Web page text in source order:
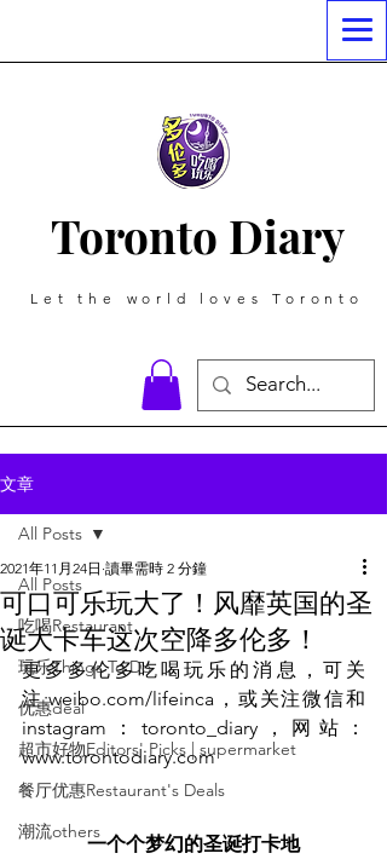
Toronto Diary
Let the world loves Toronto
文章
All Posts
吃喝Restaurant
玩乐Things To Do
优惠deal
超市好物Editors' Picks | supermarket
餐厅优惠Restaurant's Deals
潮流others
All Posts
可口可乐玩大了！风靡英国的圣
诞大卡车这次空降多伦多！
2021年11月24日 讀畢需時 2 分鐘
更多多伦多吃喝玩乐的消息，可关
注:weibo.com/lifeinca，或关注微信和
instagram：toronto_diary，网站：
www.torontodiary.com
一个个梦幻的圣诞打卡地